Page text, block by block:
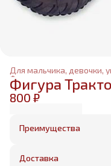
Для мальчика, девочки,
Фольгированные шары
Главная
Фигура
800 ₽
Преимущества
Оплата частями в
Бесплатная
Доставка